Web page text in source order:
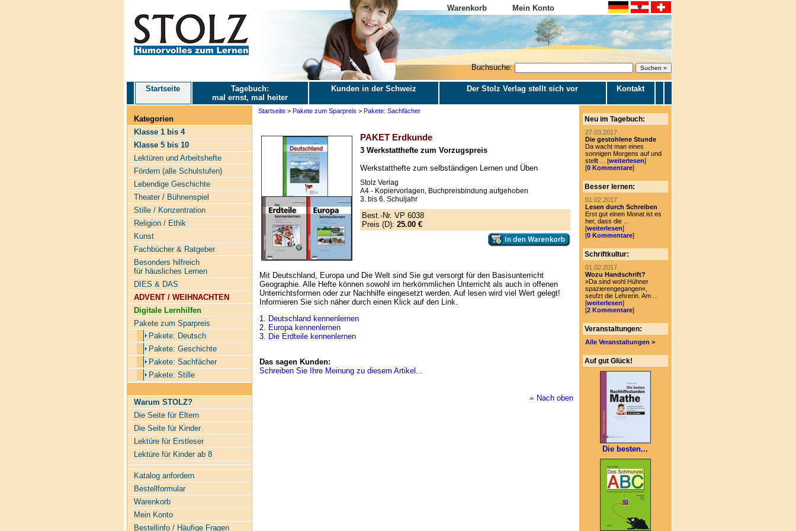
Warenkorb Mein Konto
Buchsuche:
Startseite
Tagebuch:
mal ernst, mal heiter
Kunden in der Schweiz Der Stolz Verlag stellt sich vor Kontakt
Kategorien
Klasse 1 bis 4
Klasse 5 bis 10
Lektüren und Arbeitshefte
Fördern (alle Schulstufen)
Lebendige Geschichte
Theater / Bühnenspiel
Stille / Konzentration
Religion / Ethik
Kunst
Fachbücher & Ratgeber
Besonders hilfreich
für häusliches Lernen
DIES & DAS
ADVENT / WEIHNACHTEN
Digitale Lernhilfen
Pakete zum Sparpreis
Pakete: Deutsch
Pakete: Geschichte
Pakete: Sachfächer
Pakete: Stille
Warum STOLZ?
Die Seite für Eltern
Die Seite für Kinder
Lektüre für Erstleser
Lektüre für Kinder ab 8
Katalog anfordern
Bestellformular
Warenkorb
Mein Konto
Bestellinfo / Häufige Fragen
Startseite> Pakete zum Sparpreis > Pakete: Sachfächer
PAKET Erdkunde
3 Werkstatthefte zum Vorzugspreis
Werkstatthefte zum selbständigen Lernen und Üben
Stolz Verlag
A4 - Kopiervorlagen, Buchpreisbindung aufgehoben
3. bis 6. Schuljahr
Best.-Nr. VP 6038
Preis (D): 25.00 €
Mit Deutschland, Europa und Die Welt sind Sie gut versorgt für den Basisunterricht
Geographie. Alle Hefte können sowohl im herkömmlichen Unterricht als auch in offenen
Unterrichtsformen oder zur Nachhilfe eingesetzt werden. Auf lesen wird viel Wert gelegt!
Informieren Sie sich näher durch einen Klick auf den Link.
1.
Deutschland kennenlernen
2.
Europa kennenlernen
3.
Die Erdteile kennenlernen
Das sagen Kunden:
Schreiben Sie Ihre Meinung zu diesem Artikel...
Nach oben
Neu im Tagebuch:
27.03.2017
Die gestohlene Stunde
Da wacht man eines
sonnigen Morgens auf und
stellt ... [weiterlesen]
[0 Kommentare]
Besser lernen:
01.02.2017
Lesen durch Schreiben
Erst gut einen Monat ist es
her, dass die ...
[weiterlesen]
[0 Kommentare]
Schriftkultur:
01.02.2017
Wozu Handschrift?
»Da sind wohl Hühner
spazierengegangen«,
seufzt die Lehrerin. Am ...
[weiterlesen]
[2 Kommentare]
Veranstaltungen:
Alle Veranstaltungen >
Auf gut Glück!
Die besten...